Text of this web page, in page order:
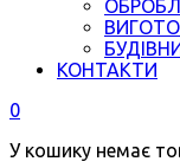
КОНТАКТИ
0
У кошику немає